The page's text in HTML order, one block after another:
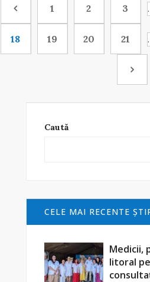
1 2 3
18 19 20 21
Caută
CELE MAI RECENTE
Medicii,
litoral